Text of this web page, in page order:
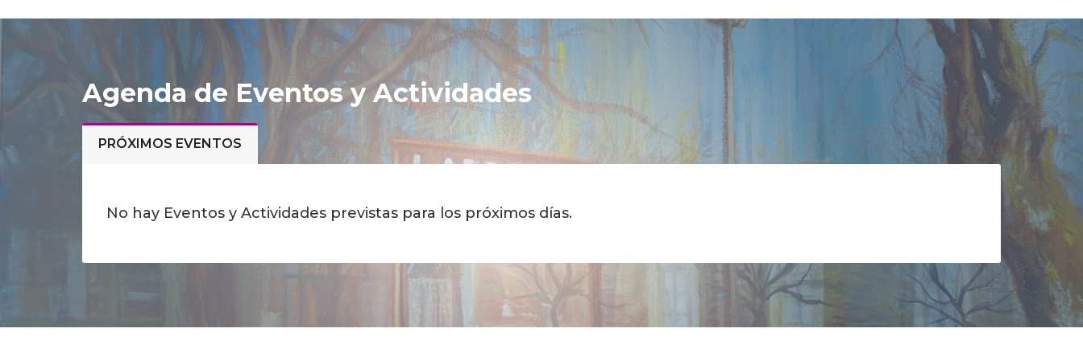
Agenda de Eventos y Actividades
PRÓXIMOS EVENTOS
No hay Eventos y Actividades previstas para los próximos días.